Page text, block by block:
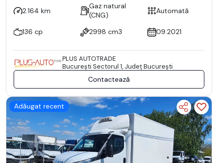
2.164 km
Gaz natural
(CNG)
Automată
136 cp 2998 cm3 09.2021
PLUS AUTOTRADE
Bucureşti Sectorul 1, Județ București
Contactează
Adăugat recent